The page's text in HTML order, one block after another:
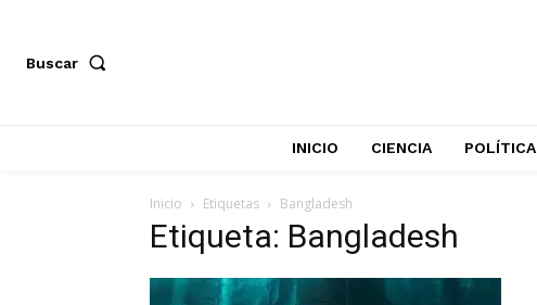
Buscar
INICIO CIENCIA POLÍTICA
Inicio Etiquetas Bangladesh
Etiqueta: Bangladesh